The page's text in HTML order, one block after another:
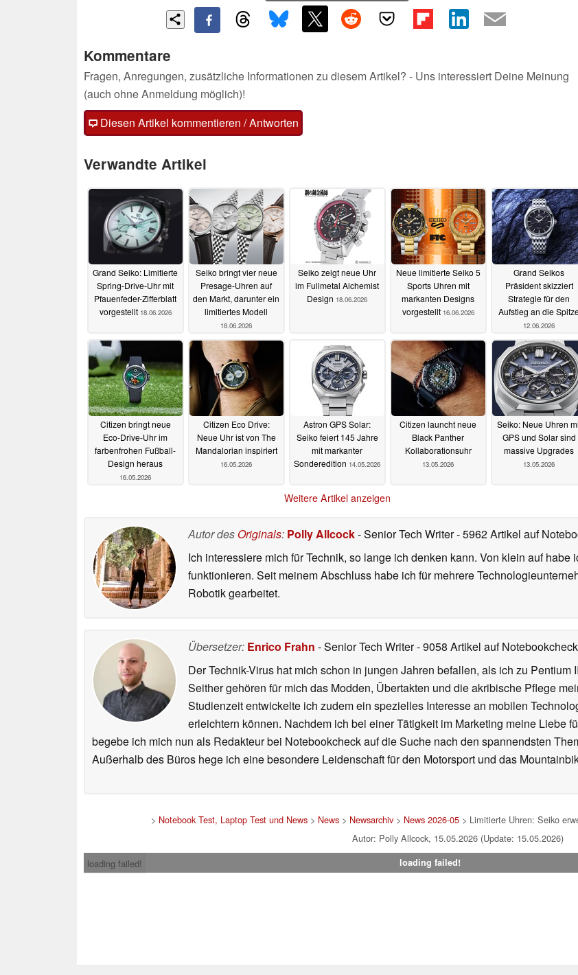
Kommentare
Fragen, Anregungen, zusätzliche Informationen zu diesem Artikel? - Uns interessiert Deine Meinung
(auch ohne Anmeldung möglich)!
Diesen Artikel kommentieren / Antworten
Verwandte Artikel
Grand Seiko: Limitierte
Spring-Drive-Uhr mit
Pfauenfeder-Zifferblatt
vorgestellt 18.06.2026
Seiko bringt vier neue
Presage-Uhren auf
den Markt, darunter ein
limitiertes Modell
18.06.2026
Seiko zeigt neue Uhr
im Fullmetal Alchemist
Design 18.06.2026
Neue limitierte Seiko 5
Sports Uhren mit
markanten Designs
vorgestellt 16.06.2026
Grand Seikos
Präsident skizziert
Strategie für den
Aufstieg an die
12.06.2026
Citizen bringt neue
Eco-Drive-Uhr im
farbenfrohen Fußball-
Design heraus
16.05.2026
Citizen Eco Drive:
Neue Uhr ist von The
Mandalorian inspiriert
16.05.2026
Astron GPS Solar:
Seiko feiert 145 Jahre
mit markanter
Sonderedition 14.05.2026
Citizen launcht neue
Black Panther
Kollaborationsuhr
13.05.2026
Seiko: Neue Uhren
GPS und Solar sind
massive Upgrades
13.05.2026
Weitere Artikel anzeigen
Autor des Originals: Polly Allcock- Senior Tech Writer- 5962 Artikel auf
Ich interessiere mich für Technik, so lange ich denken kann. Von klein auf
funktionieren. Seit meinem Abschluss habe ich für mehrere
Robotik gearbeitet.
Übersetzer: Enrico Frahn - Senior Tech Writer- 9058 Artikel auf
Der Technik-Virus hat mich schon in jungen Jahren befallen, als ich zu
Seither gehören für mich das Modden, Übertakten und die akribische Pflege
Studienzeit entwickelte ich zudem ein spezielles Interesse an mobilen
erleichtern können. Nachdem ich bei einer Tätigkeit im Marketing meine Liebe
begebe ich mich nun als Redakteur bei Notebookcheck auf die Suche nach den spannendsten
Außerhalb des Büros hege ich eine besondere Leidenschaft für den Motorsport und das
> Notebook Test, Laptop Test und News> News> Newsarchiv> News 2026-05> Limitierte Uhren: Seiko
Autor: Polly Allcock, 15.05.2026 (Update: 15.05.2026)
loading failed!
loading failed!